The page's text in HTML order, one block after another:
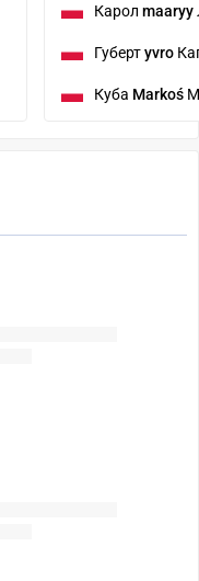
Карол maaryy
Губертyvro
Куба Markoś